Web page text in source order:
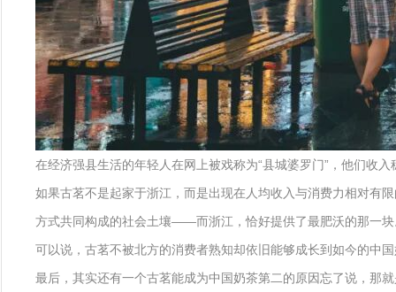
在经济强县生活的年轻人在网上被戏称为“县城婆罗门”，他们收
如果古茗不是起家于浙江，而是出现在人均收入与消费力相对有
方式共同构成的社会土壤——而浙江，恰好提供了最肥沃的那一
可以说，古茗不被北方的消费者熟知却依旧能够成长到如今的中
最后，其实还有一个古茗能成为中国奶茶第二的原因忘了说，那